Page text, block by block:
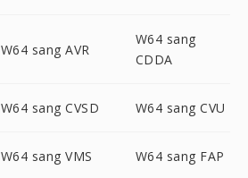
W64 sang AVR
W64 sang
CDDA
W64 sang CVSD W64 sang CVU
W64 sang VMS W64 sang FAP